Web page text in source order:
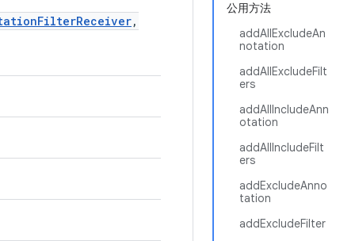
公用方法
addAllExcludeAn
notation
addAllExcludeFilt
ers
addAllIncludeAnn
otation
addAllIncludeFilt
ers
addExcludeAnno
tation
addExcludeFilter
,